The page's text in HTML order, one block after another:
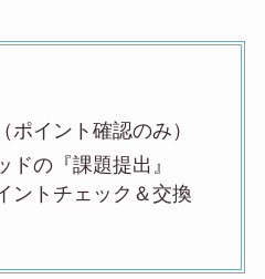
ポイント確認のみ）
ドの『課題提出』
ントチェック＆交換